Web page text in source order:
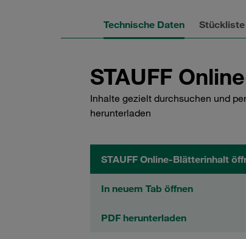
Technische Daten Stückliste
STAUFF
Inhalte gezielt durchsuchen und
herunterladen
STAUFF Online-Blätterinhalt
In neuem Tab öffnen
PDF herunterladen